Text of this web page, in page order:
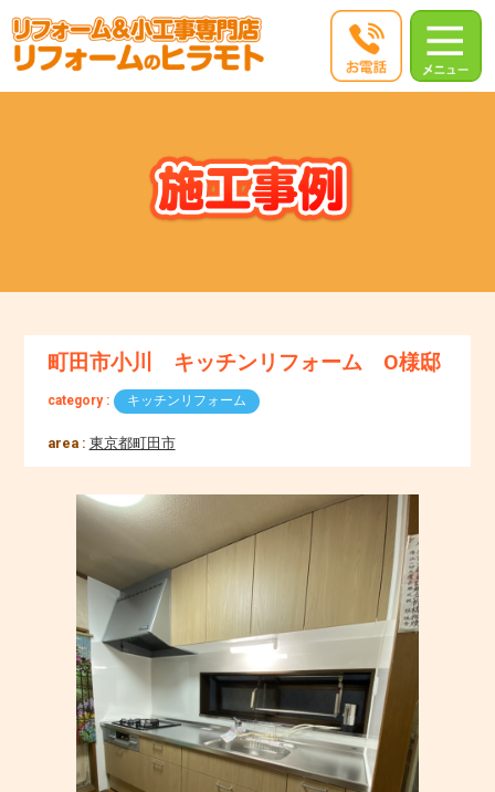
町田市小川 キッチンリフォーム O様邸
category : キッチンリフォーム
area : 東京都町田市